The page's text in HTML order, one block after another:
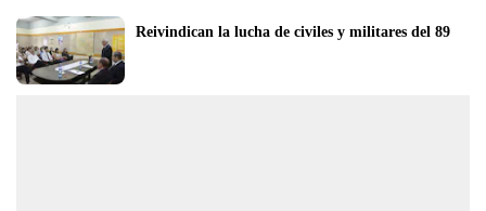
Reivindican la lucha de civiles y militares del 89